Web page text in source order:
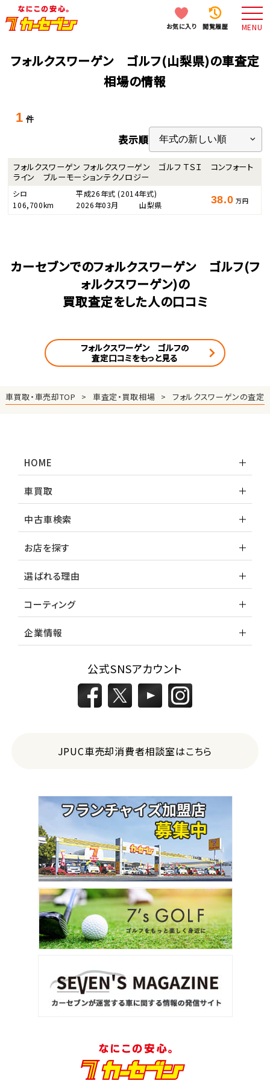
お気に入り 閲覧履歴 MENU
フォルクスワーゲン ゴルフ(山梨県)の車査定
相場の情報
1 件
表示順
フォルクスワーゲン フォルクスワーゲン ゴルフ ＴＳＩ コンフォート
ライン ブルーモーションテクノロジー
シロ 平成26年式(2014年式)
106,700km
2026年03月 山梨県 38.0 万円
カーセブンでのフォルクスワーゲン ゴルフ(フ
ォルクスワーゲン)の
買取査定をした人の口コミ
フォルクスワーゲン ゴルフの
査定口コミをもっと見る
車買取・車売却TOP 車査定・買取相場 フォルクスワーゲンの査定
HOME
車買取
中古車検索
お店を探す
選ばれる理由
コーティング
企業情報
公式SNSアカウント
JPUC車売却消費者相談室はこちら